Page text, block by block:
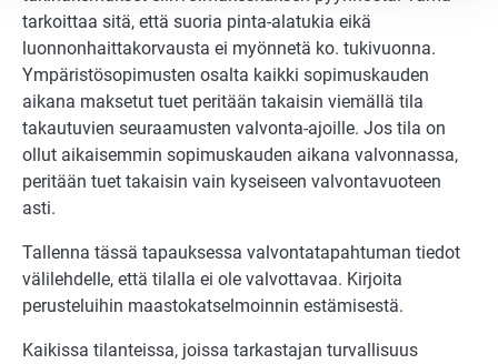
tarkoittaa sitä, että suoria pinta-alatukia eikä
luonnonhaittakorvausta ei myönnetä ko. tukivuonna.
Ympäristösopimusten osalta kaikki sopimuskauden
aikana maksetut tuet peritään takaisin viemällä tila
takautuvien seuraamusten valvonta-ajoille. Jos tila on
ollut aikaisemmin sopimuskauden aikana valvonnassa,
peritään tuet takaisin vain kyseiseen valvontavuoteen
asti.
Tallenna tässä tapauksessa valvontatapahtuman tiedot
välilehdelle, että tilalla ei ole valvottavaa. Kirjoita
perusteluihin maastokatselmoinnin estämisestä.
Kaikissa tilanteissa, joissa tarkastajan turvallisuus